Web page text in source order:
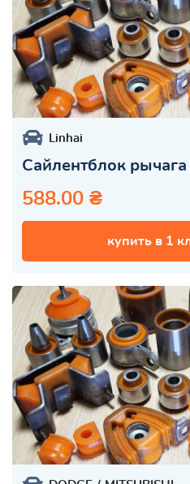
Linhai
Сайлентблок
588.00 ₴
купить в 1